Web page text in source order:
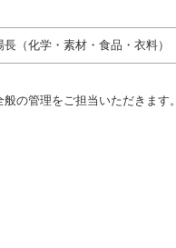
化学・素材・食品・衣料）
の管理をご担当いただきます。